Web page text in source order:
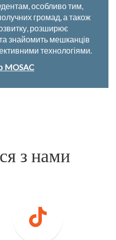
особливо тим,
громад, а також
розширює
знайомить мешканців
технологіями.
MOSAC
з нами